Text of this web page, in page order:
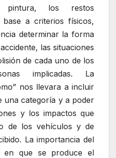
pintura, los restos
a criterios físicos,
determinar la forma
las situaciones
de cada uno de los
implicadas. La
nos llevara a incluir
una categoría y a poder
y los impactos que
de los vehículos y de
La importancia del
en que se produce el